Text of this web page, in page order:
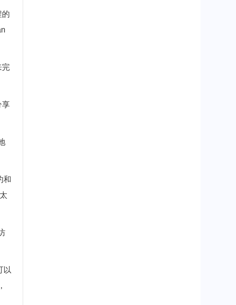
的
完
享
和
以